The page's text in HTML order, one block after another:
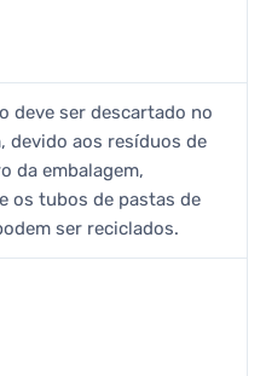
deve ser descartado no
devido aos resíduos de
da embalagem,
os tubos de pastas de
ser reciclados.